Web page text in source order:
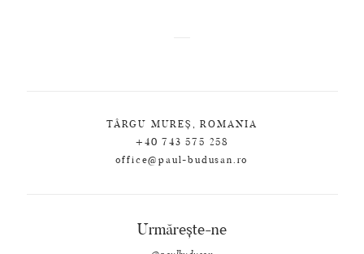
TÂRGU MUREȘ, ROMANIA
+40 743 575 258
office@paul-budusan.ro
Urmărește-ne